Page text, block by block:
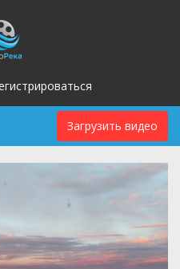
Загрузить видео